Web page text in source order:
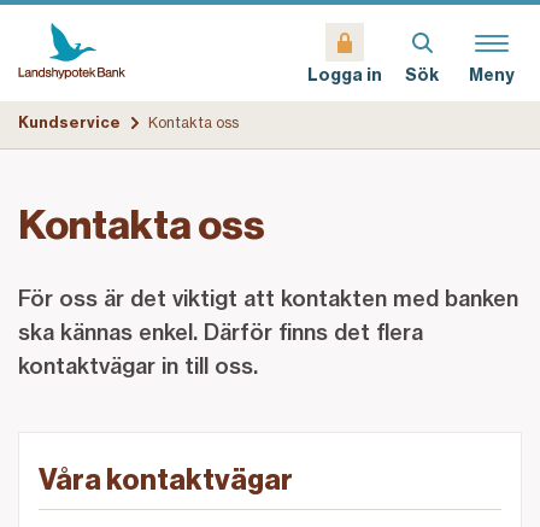
Logga in Sök Meny
Kundservice Kontakta oss
Kontakta oss
För oss är det viktigt att kontakten med banken
ska kännas enkel. Därför finns det flera
kontaktvägar in till oss.
Våra kontaktvägar